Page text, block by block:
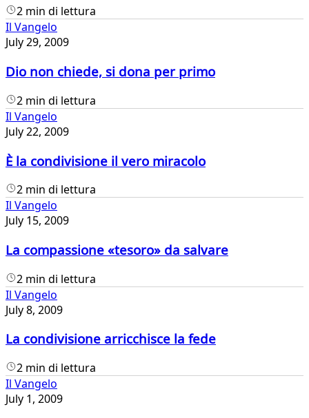
2 min di lettura
Il Vangelo
July 29, 2009
Dio non chiede, si dona per primo
2 min di lettura
Il Vangelo
July 22, 2009
È la condivisione il vero miracolo
2 min di lettura
Il Vangelo
July 15, 2009
La compassione «tesoro» da salvare
2 min di lettura
Il Vangelo
July 8, 2009
La condivisione arricchisce la fede
2 min di lettura
Il Vangelo
July 1, 2009